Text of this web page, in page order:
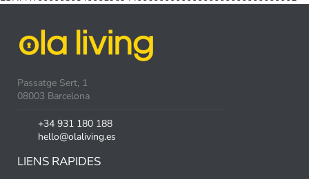
Passatge Sert, 1
08003 Barcelona
+34 931 180 188
hello@olaliving.es
LIENS RAPIDES